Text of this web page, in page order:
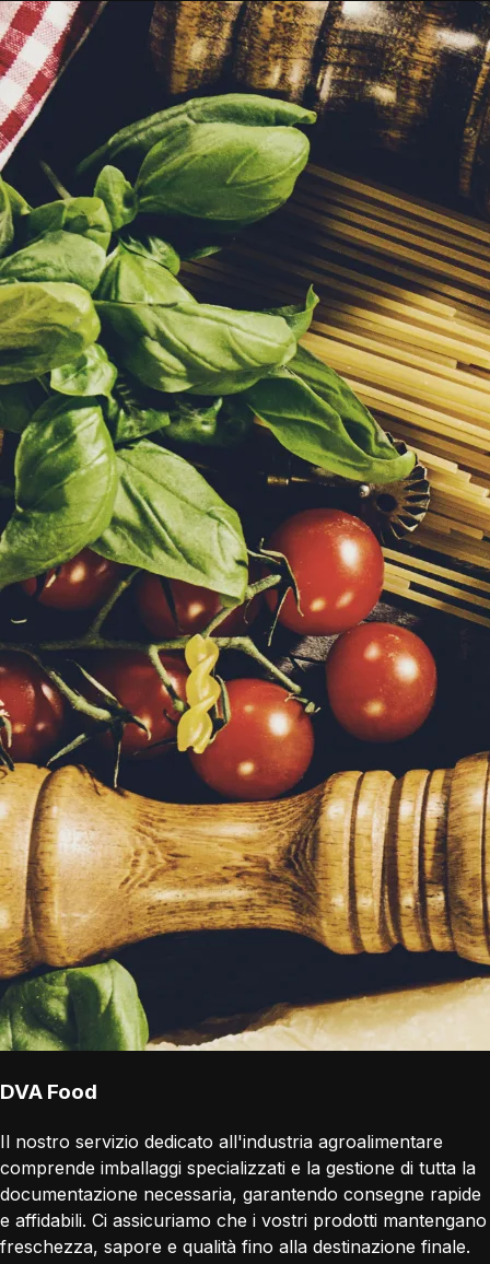
DVA Food
Il nostro servizio dedicato all'industria agroalimentare
comprende imballaggi specializzati e la gestione di tutta la
documentazione necessaria, garantendo consegne rapide
e affidabili. Ci assicuriamo che i vostri prodotti mantengano
freschezza, sapore e qualità fino alla destinazione finale.